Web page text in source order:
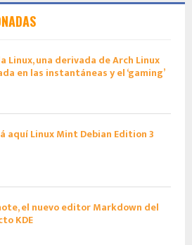
Linux, una derivada de Arch Linux
en las instantáneas y el ‘gaming’
aquí Linux Mint Debian Edition 3
el nuevo editor Markdown del
KDE